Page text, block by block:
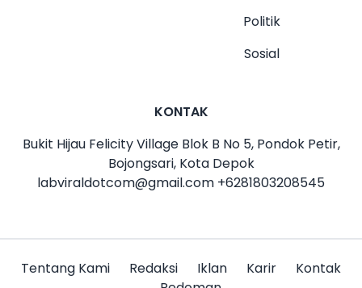
Politik
Sosial
KONTAK
Bukit Hijau Felicity Village Blok B No 5, Pondok Petir,
Bojongsari, Kota Depok
labviraldotcom@gmail.com +6281803208545
Tentang Kami Redaksi Iklan Karir
Kontak